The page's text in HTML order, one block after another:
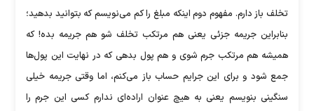
تخلف باز دارم. مفهوم دوم اینکه مبلغ را کم می‌نویسم که بتوانید بدهید؛
بنابراین جریمه جزئی یعنی هم مرتکب تخلف شو هم جریمه بده! که
همیشه هم مرتکب جرم شوی و هم پول بدهی که در نهایت این پول‌ها
جمع شود و برای این جرایم حساب باز می‌کنم، اما وقتی جریمه خیلی
سنگینی بنویسم یعنی به هیچ عنوان اراده‌ای ندارم کسی این جرم را